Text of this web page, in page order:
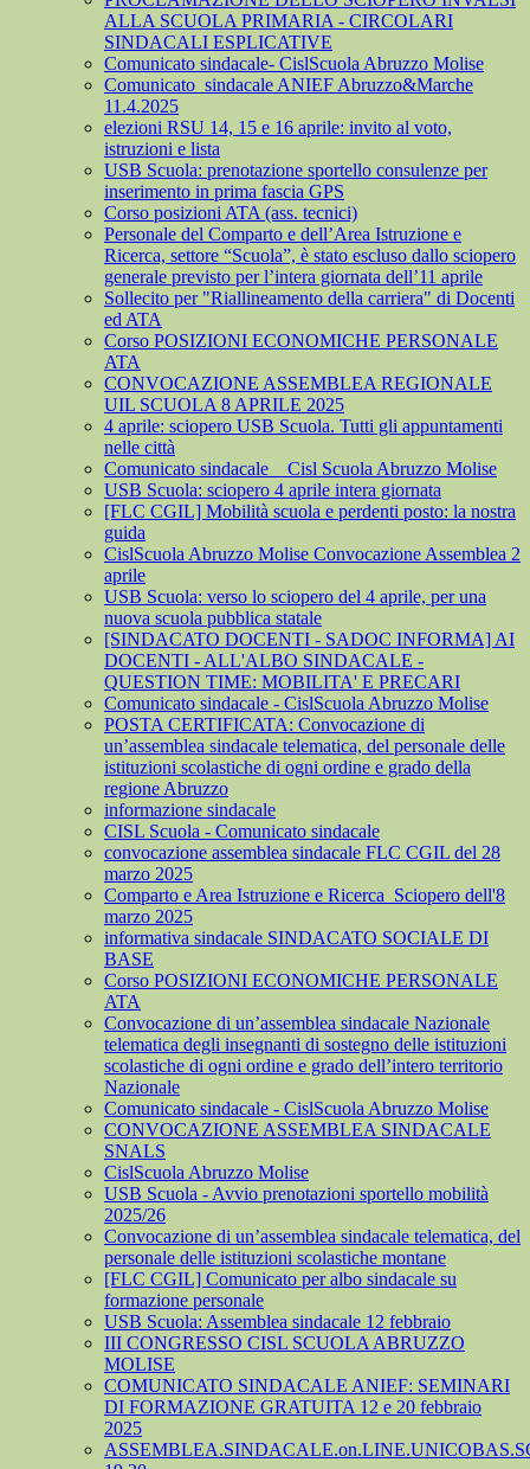
ALLA SCUOLA PRIMARIA - CIRCOLARI
SINDACALI ESPLICATIVE
Comunicato sindacale- CislScuola Abruzzo Molise
Comunicato_sindacale ANIEF Abruzzo&Marche
11.4.2025
elezioni RSU 14, 15 e 16 aprile: invito al voto,
istruzioni e lista
USB Scuola: prenotazione sportello consulenze per
inserimento in prima fascia GPS
Corso posizioni ATA (ass. tecnici)
Personale del Comparto e dell’Area Istruzione e
Ricerca, settore “Scuola”, è stato escluso dallo sciopero
generale previsto per l’intera giornata dell’11 aprile
Sollecito per "Riallineamento della carriera" di Docenti
ed ATA
Corso POSIZIONI ECONOMICHE PERSONALE
ATA
CONVOCAZIONE ASSEMBLEA REGIONALE
UIL SCUOLA 8 APRILE 2025
4 aprile: sciopero USB Scuola. Tutti gli appuntamenti
nelle città
Comunicato sindacale _ Cisl Scuola Abruzzo Molise
USB Scuola: sciopero 4 aprile intera giornata
[FLC CGIL] Mobilità scuola e perdenti posto: la nostra
guida
CislScuola Abruzzo Molise Convocazione Assemblea 2
aprile
USB Scuola: verso lo sciopero del 4 aprile, per una
nuova scuola pubblica statale
[SINDACATO DOCENTI - SADOC INFORMA] AI
DOCENTI - ALL'ALBO SINDACALE -
QUESTION TIME: MOBILITA' E PRECARI
Comunicato sindacale - CislScuola Abruzzo Molise
POSTA CERTIFICATA: Convocazione di
un’assemblea sindacale telematica, del personale delle
istituzioni scolastiche di ogni ordine e grado della
regione Abruzzo
informazione sindacale
CISL Scuola - Comunicato sindacale
convocazione assemblea sindacale FLC CGIL del 28
marzo 2025
Comparto e Area Istruzione e Ricerca_Sciopero dell'8
marzo 2025
informativa sindacale SINDACATO SOCIALE DI
BASE
Corso POSIZIONI ECONOMICHE PERSONALE
ATA
Convocazione di un’assemblea sindacale Nazionale
telematica degli insegnanti di sostegno delle istituzioni
scolastiche di ogni ordine e grado dell’intero territorio
Nazionale
Comunicato sindacale - CislScuola Abruzzo Molise
CONVOCAZIONE ASSEMBLEA SINDACALE
SNALS
CislScuola Abruzzo Molise
USB Scuola - Avvio prenotazioni sportello mobilità
2025/26
Convocazione di un’assemblea sindacale telematica, del
personale delle istituzioni scolastiche montane
[FLC CGIL] Comunicato per albo sindacale su
formazione personale
USB Scuola: Assemblea sindacale 12 febbraio
III CONGRESSO CISL SCUOLA ABRUZZO
MOLISE
COMUNICATO SINDACALE ANIEF: SEMINARI
DI FORMAZIONE GRATUITA 12 e 20 febbraio
2025